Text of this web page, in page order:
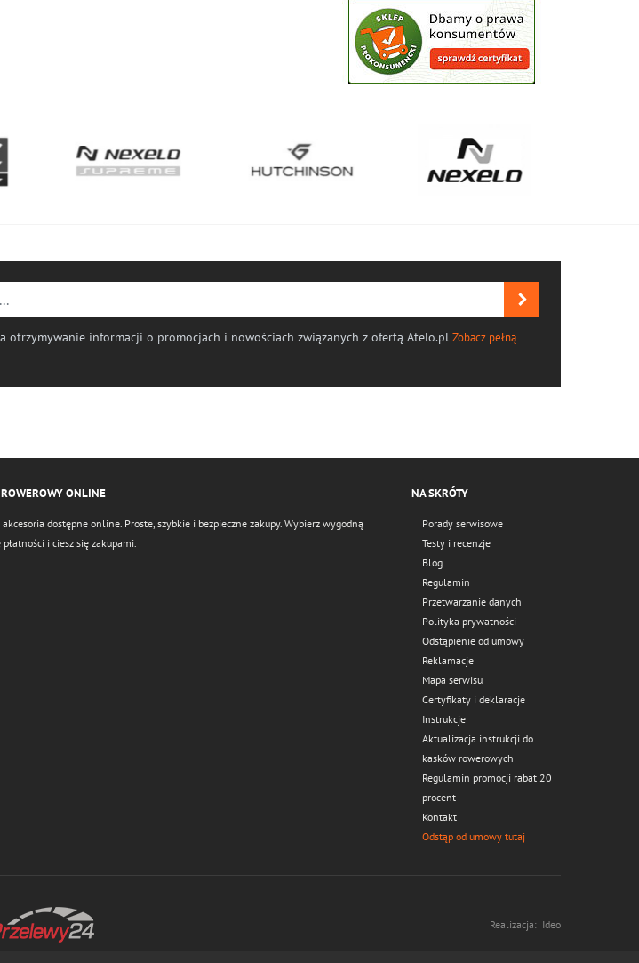
otrzymywanie informacji o promocjach i nowościach związanych z ofertą Atelo.plZobacz pełną
ONLINE
akcesoria dostępne online. Proste, szybkie i bezpieczne zakupy. Wybierz wygodną
płatności i ciesz się zakupami.
NA SKRÓTY
Porady serwisowe
Testy i recenzje
Blog
Regulamin
Przetwarzanie danych
Polityka prywatności
Odstąpienie od umowy
Reklamacje
Mapa serwisu
Certyfikaty i deklaracje
Instrukcje
Aktualizacja instrukcji do
kasków rowerowych
Regulamin promocji rabat 20
procent
Kontakt
Odstąp od umowy tutaj
Realizacja: Ideo